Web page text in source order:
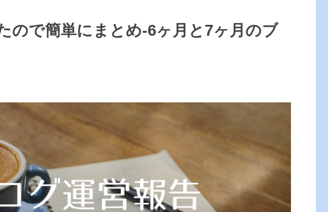
ので簡単にまとめ-6ヶ月と7ヶ月のブ